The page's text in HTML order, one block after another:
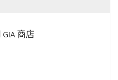
商店